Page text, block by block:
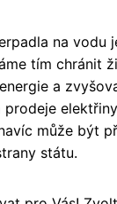
na vodu
tím chránit
a
prodeje
může být
státu.